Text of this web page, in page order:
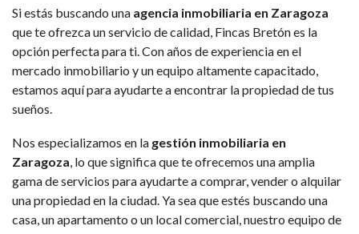
Si estás buscando una agencia inmobiliaria en Zaragoza
que te ofrezca un servicio de calidad, Fincas Bretón es la
opción perfecta para ti. Con años de experiencia en el
mercado inmobiliario y un equipo altamente capacitado,
estamos aquí para ayudarte a encontrar la propiedad de tus
sueños.
Nos especializamos en la gestión inmobiliaria en
Zaragoza, lo que significa que te ofrecemos una amplia
gama de servicios para ayudarte a comprar, vender o alquilar
una propiedad en la ciudad. Ya sea que estés buscando una
casa, un apartamento o un local comercial, nuestro equipo de